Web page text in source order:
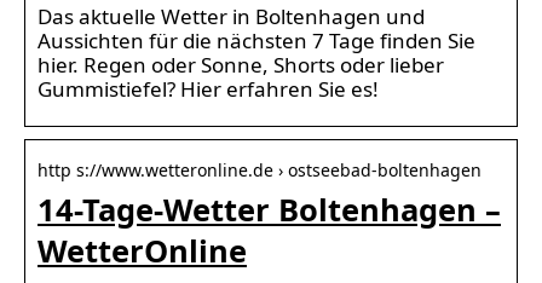
Das aktuelle Wetter in Boltenhagen und
Aussichten für die nächsten 7 Tage finden Sie
hier. Regen oder Sonne, Shorts oder lieber
Gummistiefel? Hier erfahren Sie es!
http s://www.wetteronline.de › ostseebad-boltenhagen
14-Tage-Wetter Boltenhagen –
WetterOnline